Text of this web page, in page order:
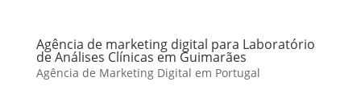
Agência de marketing digital para Laboratório
de Análises Clínicas em Guimarães
Agência de Marketing Digital em Portugal